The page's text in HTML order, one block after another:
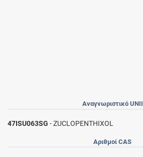
Αναγνωριστικό UNII
47ISU063SG - ZUCLOPENTHIXOL
Αριθμοί CAS